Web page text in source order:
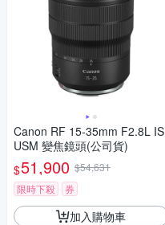
Canon RF 15-35mm F2.8L IS
USM 變焦鏡頭(公司貨)
$51,900 $54,631
限時下殺
券
加入購物車